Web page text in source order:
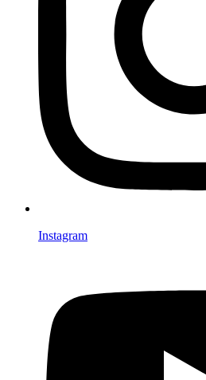
Instagram